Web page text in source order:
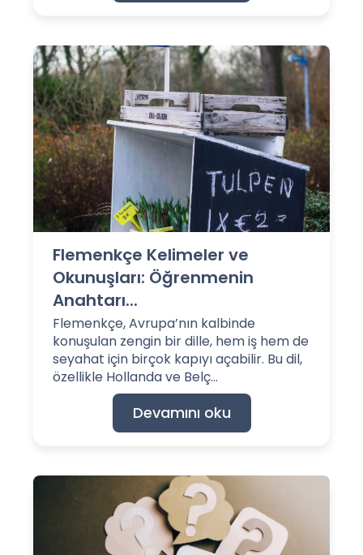
Flemenkçe Kelimeler ve
Okunuşları: Öğrenmenin
Anahtarı...
Flemenkçe, Avrupa’nın kalbinde
konuşulan zengin bir dille, hem iş hem de
seyahat için birçok kapıyı açabilir. Bu dil,
özellikle Hollanda ve Belç...
Devamını oku